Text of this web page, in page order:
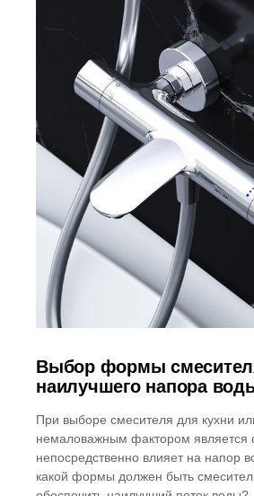
Выбор формы
наилучшего напора
При выборе смесителя для кухни
немаловажным фактором является
непосредственно влияет на напор
какой формы должен быть